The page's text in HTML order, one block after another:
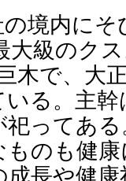
境内にそ
大級のク
木で、大
る。主
祀ってある
のも健康
成長や健